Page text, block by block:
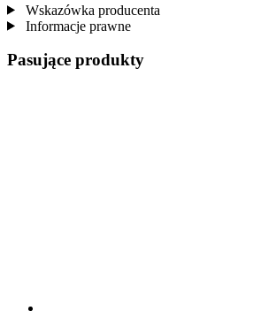
Wskazówka producenta
Informacje prawne
Pasujące produkty